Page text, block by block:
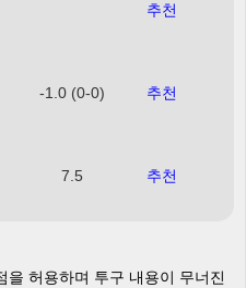
추천
-1.0 (0-0) 추천
7.5 추천
을 허용하며 투구 내용이 무너진